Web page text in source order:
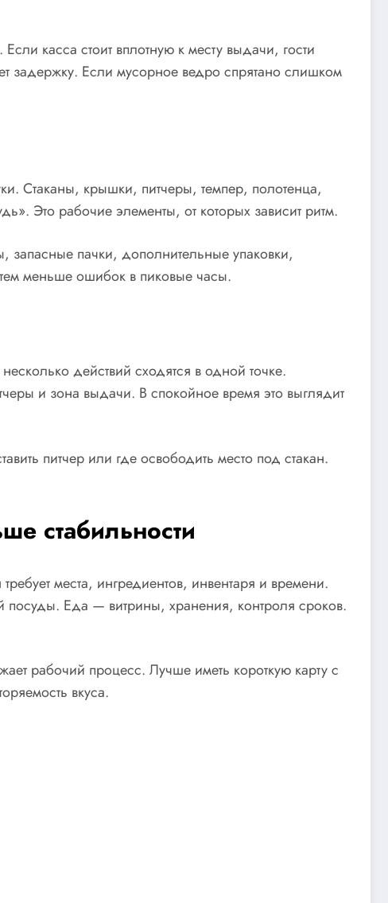
касса стоит вплотную к месту выдачи, гости
задержку. Если мусорное ведро спрятано слишком
Стаканы, крышки, питчеры, темпер, полотенца,
Это рабочие элементы, от которых зависит ритм.
пачки, дополнительные упаковки,
меньше ошибок в пиковые часы.
действий сходятся в одной точке.
и зона выдачи. В спокойное время это выглядит
питчер или где освободить место под стакан.
стабильности
места, ингредиентов, инвентаря и времени.
посуды. Еда — витрины, хранения, контроля сроков.
рабочий процесс. Лучше иметь короткую карту с
вкуса.